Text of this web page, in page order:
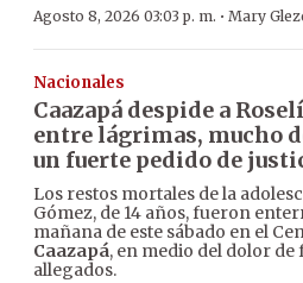
Agosto 8, 2026 03:03 p. m. · Mary
Nacionales
Caazapá despide a
entre lágrimas, mucho
un fuerte pedido de
Los restos mortales de la
Gómez, de 14 años, fueron
mañana de este sábado en el
Caazapá, en medio del dolor
allegados.